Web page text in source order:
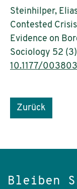
Steinhilper,
Contested
Evidence on
Sociology 52
10.1177/
Zurück
Bleiben